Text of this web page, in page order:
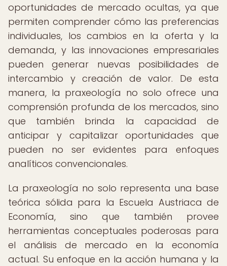
oportunidades de mercado ocultas, ya que
permiten comprender cómo las preferencias
individuales, los cambios en la oferta y la
demanda, y las innovaciones empresariales
pueden generar nuevas posibilidades de
intercambio y creación de valor. De esta
manera, la praxeología no solo ofrece una
comprensión profunda de los mercados, sino
que también brinda la capacidad de
anticipar y capitalizar oportunidades que
pueden no ser evidentes para enfoques
analíticos convencionales.
La praxeología no solo representa una base
teórica sólida para la Escuela Austriaca de
Economía, sino que también provee
herramientas conceptuales poderosas para
el análisis de mercado en la economía
actual. Su enfoque en la acción humana y la